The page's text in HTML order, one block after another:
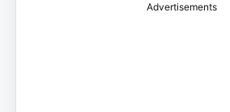
Advertisements